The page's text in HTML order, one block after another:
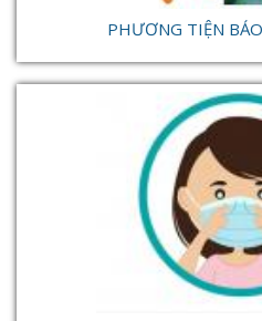
PHƯƠNG TIỆN